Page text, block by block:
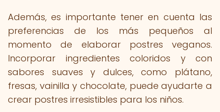
Además, es importante tener en cuenta las
preferencias de los más pequeños al
momento de elaborar postres veganos.
Incorporar ingredientes coloridos y con
sabores suaves y dulces, como plátano,
fresas, vainilla y chocolate, puede ayudarte a
crear postres irresistibles para los niños.